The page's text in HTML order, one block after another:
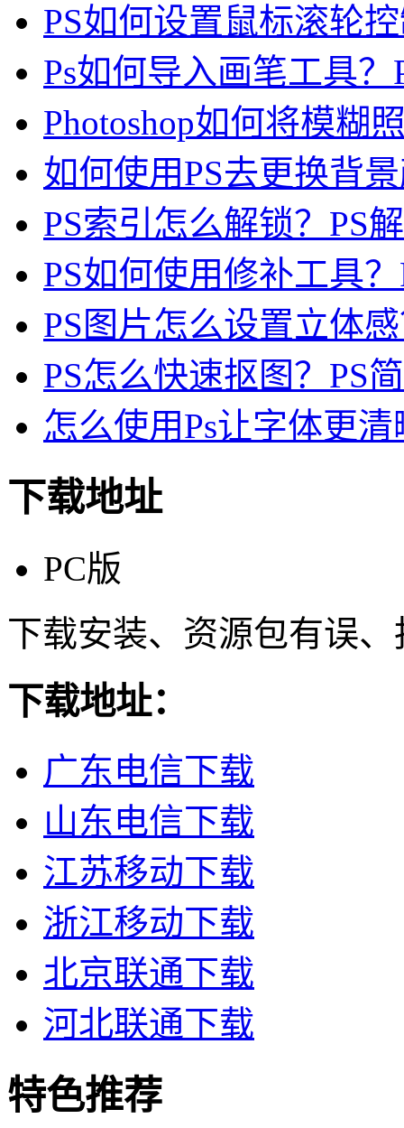
PS如何设置鼠标滚轮
Ps如何导入画笔工具
Photoshop如何将模糊
如何使用PS去更换背
PS索引怎么解锁？PS
PS如何使用修补工具
PS图片怎么设置立体
PS怎么快速抠图？PS
怎么使用Ps让字体更
下载地址
PC版
下载安装、资源包有误
下载地址：
广东电信下载
山东电信下载
江苏移动下载
浙江移动下载
北京联通下载
河北联通下载
特色推荐